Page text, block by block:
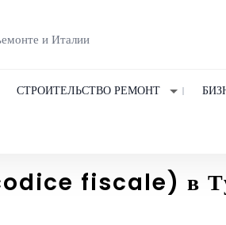
и Италии
СТРОИТЕЛЬСТВО РЕМОНТ
fiscale) в